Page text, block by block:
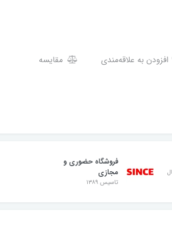
مقایسه
فروشگاه حضوری و
مجازی
تاسیس ۱۳۸۹